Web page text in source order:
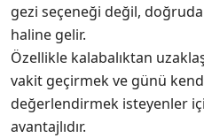
gezi seçeneği değil,
haline gelir.
Özellikle kalabalıktan
vakit geçirmek ve günü
değerlendirmek isteyenler
avantajlıdır.